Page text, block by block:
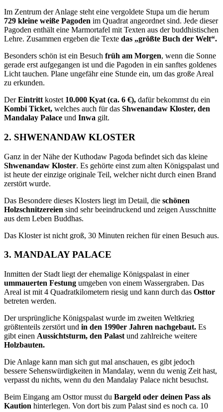
Im Zentrum der Anlage steht eine vergoldete Stupa um die herum
729 kleine weiße Pagoden im Quadrat angeordnet sind. Jede dieser
Pagoden enthält eine Marmortafel mit Texten aus der buddhistischen
Lehre. Zusammen ergeben die Texte das „größte Buch der Welt“.
Besonders schön ist ein Besuch früh am Morgen, wenn die Sonne
gerade erst aufgegangen ist und die Pagoden in ein sanftes goldenes
Licht tauchen. Plane ungefähr eine Stunde ein, um das große Areal
zu erkunden.
DerEintritt kostet 10.000 Kyat (ca. 6 €), dafür bekommst du ein
Kombi Ticket, welches auch für das Shwenandaw Kloster, den
Mandalay Palace und Inwa gilt.
2. SHWENANDAW KLOSTER
Ganz in der Nähe der Kuthodaw Pagoda befindet sich das kleine
Shwenandaw Kloster. Es gehörte einst zum alten Königspalast und
ist heute der einzige originale Teil, welcher nicht durch einen Brand
zerstört wurde.
Das Besondere dieses Klosters liegt im Detail, die schönen
Holzschnitzereien sind sehr beeindruckend und zeigen Ausschnitte
aus dem Leben Buddhas.
Das Kloster ist nicht groß, 30 Minuten reichen für einen Besuch aus.
3. MANDALAY PALACE
Inmitten der Stadt liegt der ehemalige Königspalast in einer
ummauerten Festung umgeben von einem Wassergraben. Das
Areal ist mit 4 Quadratkilometern riesig und kann durch das Osttor
betreten werden.
Der ursprüngliche Königspalast wurde im zweiten Weltkrieg
größtenteils zerstört und in den 1990er Jahren nachgebaut. Es
gibt einen Aussichtsturm, den Palast und zahlreiche weitere
Holzbauten.
Die Anlage kann man sich gut mal anschauen, es gibt jedoch
bessere Sehenswürdigkeiten in Mandalay, wenn du wenig Zeit hast,
verpasst du nichts, wenn du den Mandalay Palace nicht besuchst.
Beim Eingang am Osttor musst du Bargeld oder deinen Pass als
Kaution hinterlegen. Von dort bis zum Palast sind es noch ca. 10